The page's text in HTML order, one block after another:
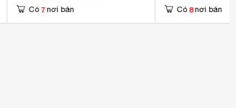
Có 7 nơi bán Có 8 nơi bán